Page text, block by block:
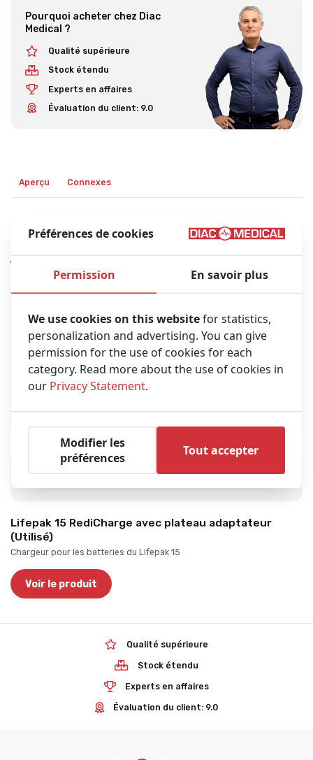
Pourquoi acheter chez Diac
Medical ?
Qualité supérieure
Stock étendu
Experts en affaires
Évaluation du client: 9.0
Aperçu Connexes
Lifepak 15 RediCharge avec plateau adaptateur
(Utilisé)
Chargeur pour les batteries du Lifepak 15
Voir le produit
Qualité supérieure
Stock étendu
Experts en affaires
Évaluation du client: 9.0
Préférences de cookies
Permission En savoir plus
We use cookies on this websitefor statistics,
personalization and advertising. You can give
permission for the use of cookies for each
category. Read more about the use of cookies in
our Privacy Statement.
Modifier les
préférences
Tout accepter